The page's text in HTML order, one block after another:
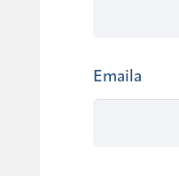
Emaila